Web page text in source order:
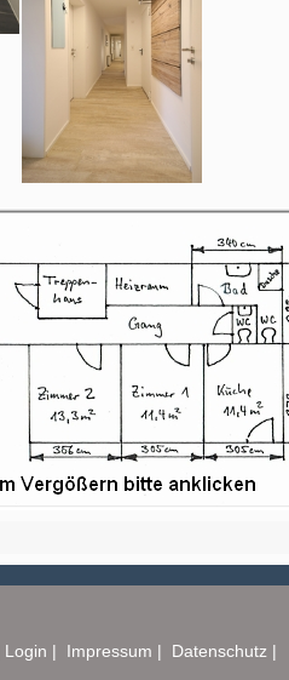
Login | Impressum | Datenschutz |